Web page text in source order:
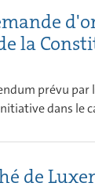
la
prévu
dans le
de